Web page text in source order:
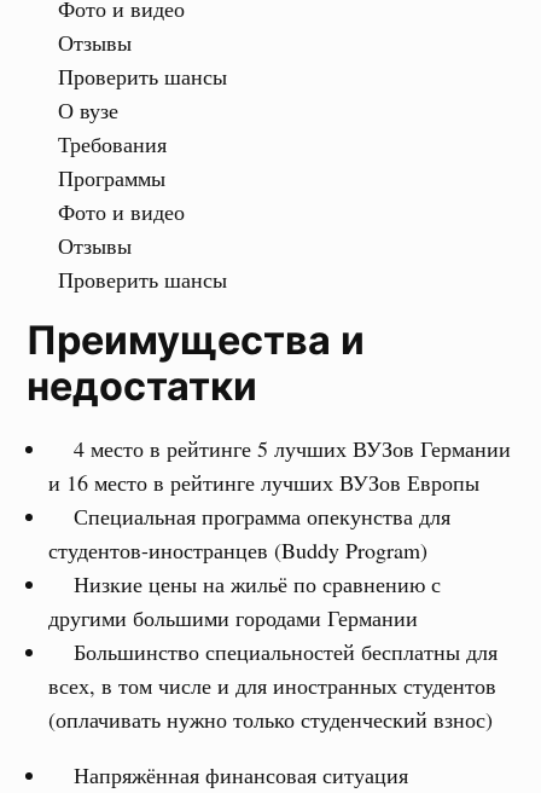
Фото и видео
Отзывы
Проверить шансы
О вузе
Требования
Программы
Фото и видео
Отзывы
Проверить шансы
Преимущества и
недостатки
4 место в рейтинге 5 лучших ВУЗов Германии
и 16 место в рейтинге лучших ВУЗов Европы
Специальная программа опекунства для
студентов-иностранцев (Buddy Program)
Низкие цены на жильё по сравнению с
другими большими городами Германии
Большинство специальностей бесплатны для
всех, в том числе и для иностранных студентов
(оплачивать нужно только студенческий взнос)
Напряжённая финансовая ситуация